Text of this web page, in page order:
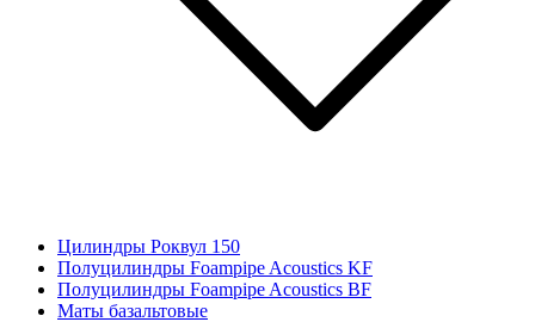
Цилиндры Роквул 150
Полуцилиндры Foampipe Acoustics KF
Полуцилиндры Foampipe Acoustics BF
Маты базальтовые